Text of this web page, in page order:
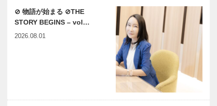
⊘ 物語が始まる ⊘THE
STORY BEGINS – vol…
2026.08.01